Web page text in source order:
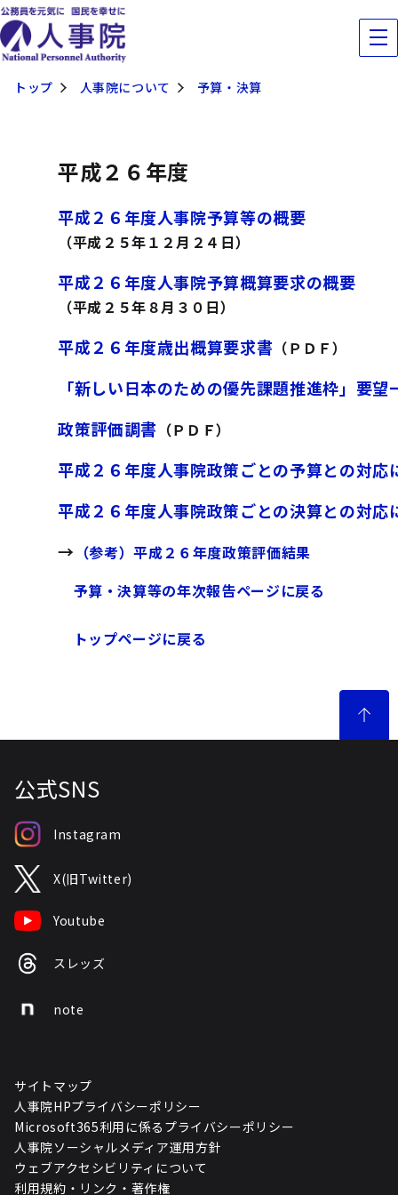
トップ 人事院について 予算・決算
平成２６年度
平成２６年度人事院予算等の概要
（平成２５年１２月２４日）
平成２６年度人事院予算概算要求の概要
（平成２５年８月３０日）
平成２６年度歳出概算要求書 （ＰＤＦ）
「新しい日本のための優先課題推進枠」要望
政策評価調書 （ＰＤＦ）
平成２６年度人事院政策ごとの予算との対応
平成２６年度人事院政策ごとの決算との対応
→ （参考）平成２６年度政策評価結果
予算・決算等の年次報告ページに戻る
トップページに戻る
公式SNS
Instagram
X(旧Twitter)
Youtube
スレッズ
note
サイトマップ
人事院HPプライバシーポリシー
Microsoft365利用に係るプライバシーポリシー
人事院ソーシャルメディア運用方針
ウェブアクセシビリティについて
利用規約・リンク・著作権